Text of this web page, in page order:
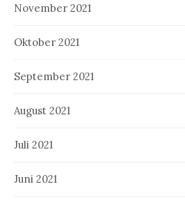
November 2021
Oktober 2021
September 2021
August 2021
Juli 2021
Juni 2021